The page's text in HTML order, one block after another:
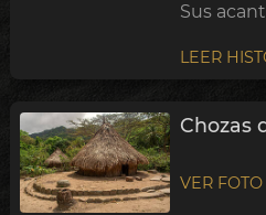
Sus
rupestre
alberga
LEER
Chozas
VER FOTO